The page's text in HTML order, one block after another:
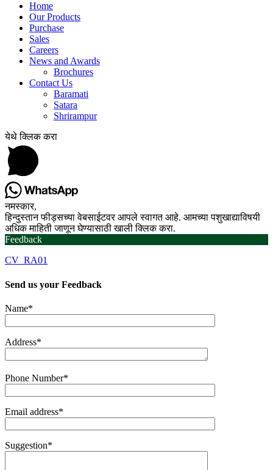
Home
Our Products
Purchase
Sales
Careers
News and Awards
Brochures
Contact Us
Baramati
Satara
Shrirampur
येथे क्लिक करा
नमस्कार,
हिन्दुस्तान फीड्सच्या वेबसाईटवर आपले स्वागत आहे. आमच्या पशुखाद्याविषयी
अधिक माहिती जाणून घेण्यासाठी खाली क्लिक करा.
Feedback
CV_RA01
Send us your Feedback
Name*
Address*
Phone Number*
Email address*
Suggestion*